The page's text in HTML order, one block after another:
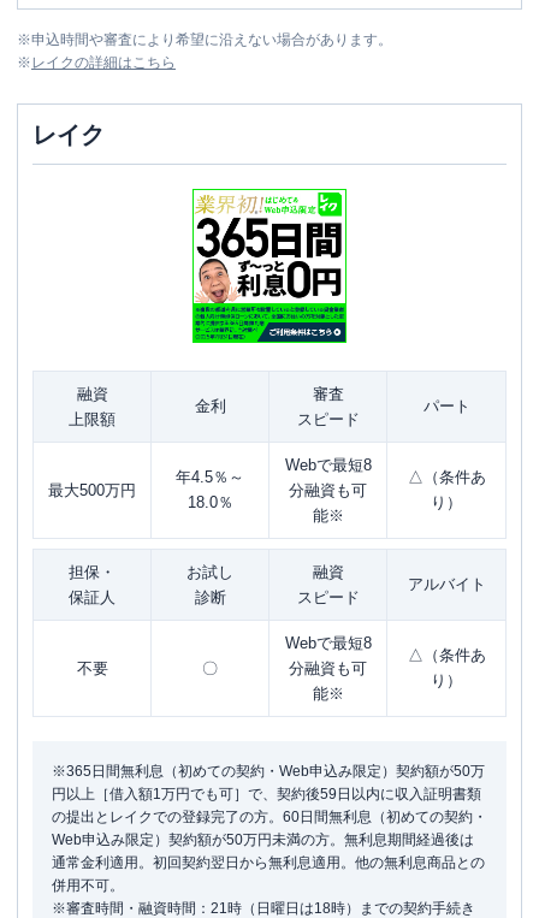
※申込時間や審査により希望に沿えない場合があります。
※ レイクの詳細はこちら
レイク
融資
上限額
金利
審査
スピード
パート
最大500万円
年4.5％～
18.0％
Webで最短8
分融資も可
能※
△（条件あ
り）
担保・
保証人
お試し
診断
融資
スピード
アルバイト
不要 〇
Webで最短8
分融資も可
能※
△（条件あ
り）
※365日間無利息（初めての契約・Web申込み限定）契約額が50万
円以上［借入額1万円でも可］で、契約後59日以内に収入証明書類
の提出とレイクでの登録完了の方。60日間無利息（初めての契約・
Web申込み限定）契約額が50万円未満の方。無利息期間経過後は
通常金利適用。初回契約翌日から無利息適用。他の無利息商品との
併用不可。
※審査時間・融資時間：21時（日曜日は18時）までの契約手続き